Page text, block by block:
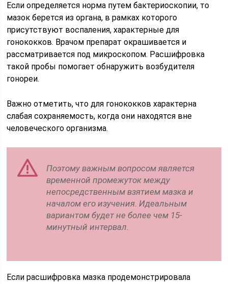
Если определяется норма путем бактериоскопии, то
мазок берется из органа, в рамках которого
присутствуют воспаления, характерные для
гонококков. Врачом препарат окрашивается и
рассматривается под микроскопом. Расшифровка
такой пробы помогает обнаружить возбудителя
гонореи.
Важно отметить, что для гонококков характерна
слабая сохраняемость, когда они находятся вне
человеческого организма.
Поэтому важным вопросом является
временной промежуток между
непосредственным взятием мазка и
началом его изучения. Идеальным
вариантом будет не более чем 15-
минутный интервал.
Если расшифровка мазка продемонстрировала